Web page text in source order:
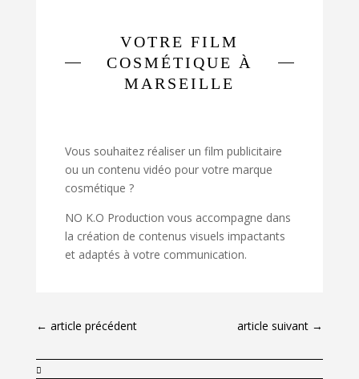
VOTRE FILM
COSMÉTIQUE À
MARSEILLE
Vous souhaitez réaliser un film publicitaire
ou un contenu vidéo pour votre marque
cosmétique ?
NO K.O Production vous accompagne dans
la création de contenus visuels impactants
et adaptés à votre communication.
← article précédent article suivant →
